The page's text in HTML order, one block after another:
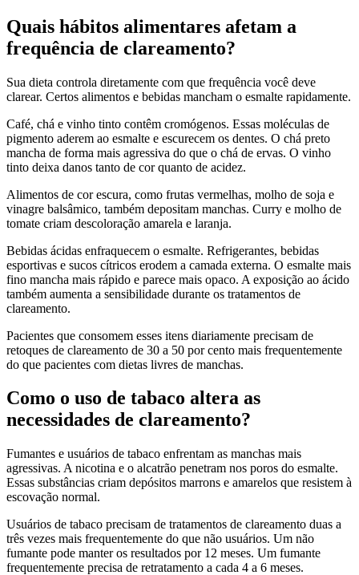
Quais hábitos alimentares afetam a
frequência de clareamento?
Sua dieta controla diretamente com que frequência você deve
clarear. Certos alimentos e bebidas mancham o esmalte rapidamente.
Café, chá e vinho tinto contêm cromógenos. Essas moléculas de
pigmento aderem ao esmalte e escurecem os dentes. O chá preto
mancha de forma mais agressiva do que o chá de ervas. O vinho
tinto deixa danos tanto de cor quanto de acidez.
Alimentos de cor escura, como frutas vermelhas, molho de soja e
vinagre balsâmico, também depositam manchas. Curry e molho de
tomate criam descoloração amarela e laranja.
Bebidas ácidas enfraquecem o esmalte. Refrigerantes, bebidas
esportivas e sucos cítricos erodem a camada externa. O esmalte mais
fino mancha mais rápido e parece mais opaco. A exposição ao ácido
também aumenta a sensibilidade durante os tratamentos de
clareamento.
Pacientes que consomem esses itens diariamente precisam de
retoques de clareamento de 30 a 50 por cento mais frequentemente
do que pacientes com dietas livres de manchas.
Como o uso de tabaco altera as
necessidades de clareamento?
Fumantes e usuários de tabaco enfrentam as manchas mais
agressivas. A nicotina e o alcatrão penetram nos poros do esmalte.
Essas substâncias criam depósitos marrons e amarelos que resistem à
escovação normal.
Usuários de tabaco precisam de tratamentos de clareamento duas a
três vezes mais frequentemente do que não usuários. Um não
fumante pode manter os resultados por 12 meses. Um fumante
frequentemente precisa de retratamento a cada 4 a 6 meses.